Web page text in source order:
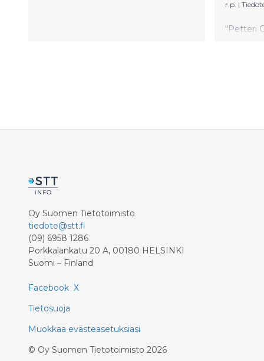
r.p. |
"Petteri
Oy Suomen Tietotoimisto
tiedote@stt.fi
(09) 6958 1286
Porkkalankatu 20 A, 00180 HELSINKI
Suomi – Finland
Facebook X
Tietosuoja
Muokkaa evästeasetuksiasi
© Oy Suomen Tietotoimisto 2026